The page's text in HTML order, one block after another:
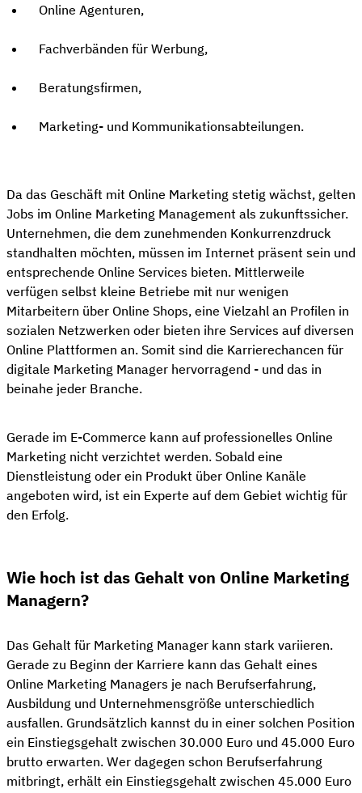
Online Agenturen,
Fachverbänden für Werbung,
Beratungsfirmen,
Marketing- und Kommunikationsabteilungen.
Da das Geschäft mit Online Marketing stetig wächst, gelten
Jobs im Online Marketing Management als zukunftssicher.
Unternehmen, die dem zunehmenden Konkurrenzdruck
standhalten möchten, müssen im Internet präsent sein und
entsprechende Online Services bieten. Mittlerweile
verfügen selbst kleine Betriebe mit nur wenigen
Mitarbeitern über Online Shops, eine Vielzahl an Profilen in
sozialen Netzwerken oder bieten ihre Services auf diversen
Online Plattformen an. Somit sind die Karrierechancen für
digitale Marketing Manager hervorragend - und das in
beinahe jeder Branche.
Gerade im E-Commerce kann auf professionelles Online
Marketing nicht verzichtet werden. Sobald eine
Dienstleistung oder ein Produkt über Online Kanäle
angeboten wird, ist ein Experte auf dem Gebiet wichtig für
den Erfolg.
Wie hoch ist das Gehalt von Online Marketing
Managern?
Das Gehalt für Marketing Manager kann stark variieren.
Gerade zu Beginn der Karriere kann das Gehalt eines
Online Marketing Managers je nach Berufserfahrung,
Ausbildung und Unternehmensgröße unterschiedlich
ausfallen. Grundsätzlich kannst du in einer solchen Position
ein Einstiegsgehalt zwischen 30.000 Euro und 45.000 Euro
brutto erwarten. Wer dagegen schon Berufserfahrung
mitbringt, erhält ein Einstiegsgehalt zwischen 45.000 Euro